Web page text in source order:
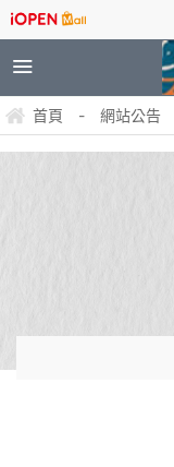
首頁 - 網站公告